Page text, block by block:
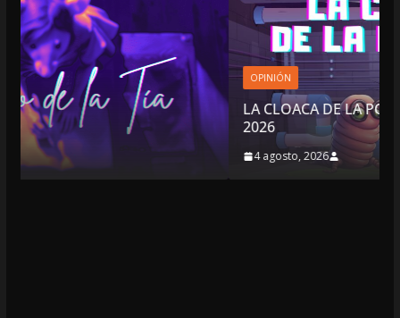
OPINIÓN
LA CLOACA DE LA POLÍTICA | 4 DE AGOSTO DE
2026